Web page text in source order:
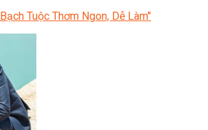
Tuộc Thơm Ngon, Dễ Làm"